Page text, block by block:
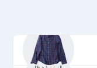
Lenet〈リ